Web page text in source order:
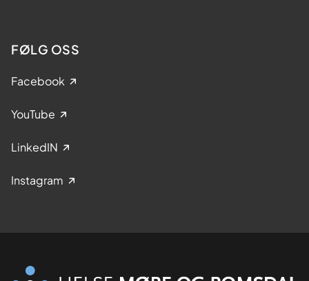
FØLG OSS
Facebook
YouTube
LinkedIN
Instagram